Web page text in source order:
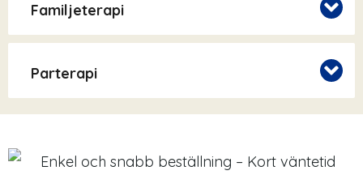
Familjeterapi
Parterapi